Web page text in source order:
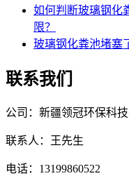
如何判断玻璃钢化
限？
玻璃钢化粪池堵塞
联系我们
公司：新疆领冠环保科
联系人：王先生
电话：13199860522